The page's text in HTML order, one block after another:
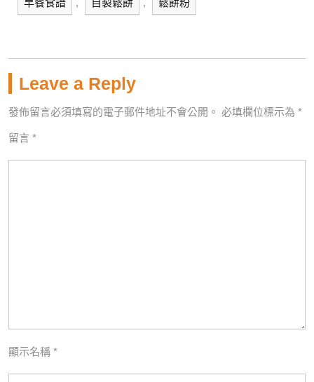
早餐食譜 , 自製鬆餅 , 鬆餅粉
Leave a Reply
發佈留言必須填寫的電子郵件地址不會公開。 必填欄位標示為 *
留言 *
顯示名稱 *